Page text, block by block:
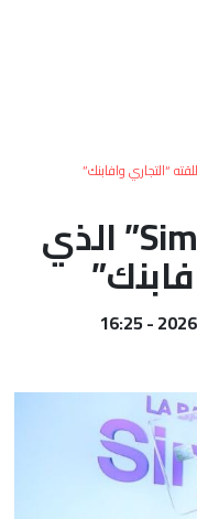
هذه مزايا بنك “Simple” الذي